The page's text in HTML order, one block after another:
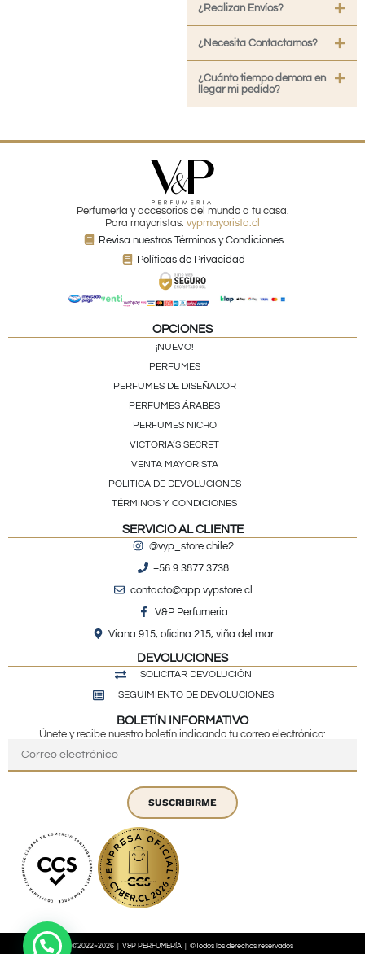
¿Realizan Envíos?
¿Necesita Contactarnos?
¿Cuánto tiempo demora en
llegar mi pedido?
Perfumería y accesorios del mundo a tu casa.
Para mayoristas: vypmayorista.cl
Revisa nuestros Términos y Condiciones
Políticas de Privacidad
OPCIONES
¡NUEVO!
PERFUMES
PERFUMES DE DISEÑADOR
PERFUMES ÁRABES
PERFUMES NICHO
VICTORIA’S SECRET
VENTA MAYORISTA
POLÍTICA DE DEVOLUCIONES
TÉRMINOS Y CONDICIONES
SERVICIO AL CLIENTE
@vyp_store.chile2
+56 9 3877 3738
contacto@app.vypstore.cl
V&P Perfumeria
Viana 915, oficina 215, viña del mar
DEVOLUCIONES
SOLICITAR DEVOLUCIÓN
SEGUIMIENTO DE DEVOLUCIONES
BOLETÍN INFORMATIVO
Únete y recibe nuestro boletín indicando tu correo electrónico:
SUSCRIBIRME
©2022~2026 | V&P PERFUMERÍA | ©Todos los derechos reservados